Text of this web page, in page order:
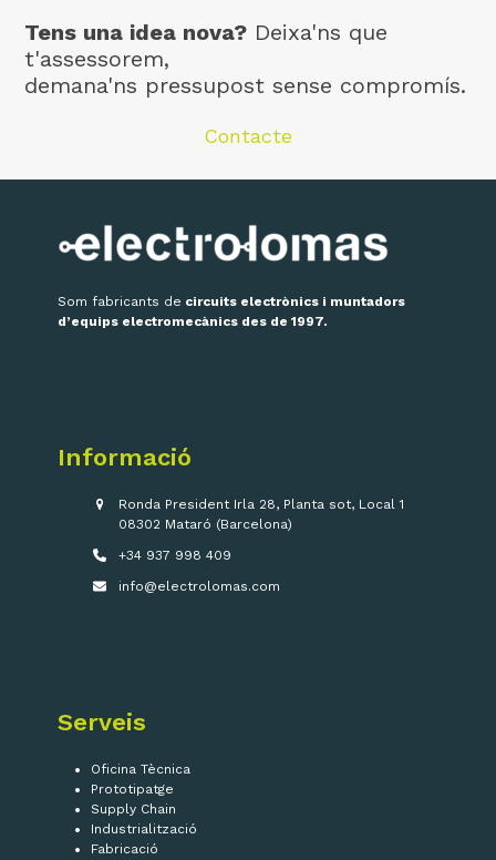
Tens una idea nova? Deixa'ns que
t'assessorem,
demana'ns pressupost sense compromís.
Contacte
Som fabricants de circuits electrònics i muntadors
d’equips electromecànics des de 1997.
Informació
Ronda President Irla 28, Planta sot, Local 1
08302 Mataró (Barcelona)
+34 937 998 409
info@electrolomas.com
Serveis
Oficina Tècnica
Prototipatge
Supply Chain
Industrialització
Fabricació